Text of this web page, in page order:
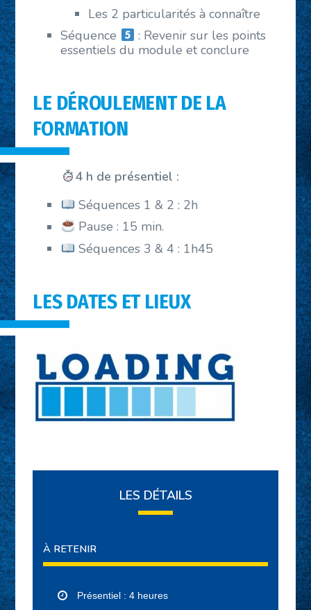
Les 2 particularités à connaître
Séquence
: Revenir sur les points
essentiels du module et conclure
LE DÉROULEMENT DE LA
FORMATION
4 h de présentiel :
Séquences 1 & 2 : 2h
Pause : 15 min.
Séquences 3 & 4 : 1h45
LES DATES ET LIEUX
LES DÉTAILS
À RETENIR
Présentiel : 4 heures